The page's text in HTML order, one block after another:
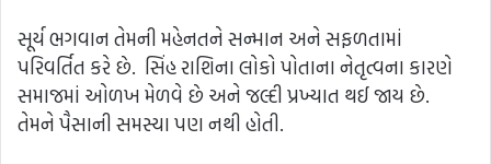
સૂર્ય ભગવાન તેમની મહેનતને સન્માન અને સફળતામાં
પરિવર્તિત કરે છે. સિંહ રાશિના લોકો પોતાના નેતૃત્વના કારણે
સમાજમાં ઓળખ મેળવે છે અને જલ્દી પ્રખ્યાત થઈ જાય છે.
તેમને પૈસાની સમસ્યા પણ નથી હોતી.